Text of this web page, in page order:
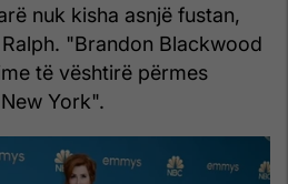
nuk kisha asnjë fustan,
"Brandon Blackwood
të vështirë përmes
York".